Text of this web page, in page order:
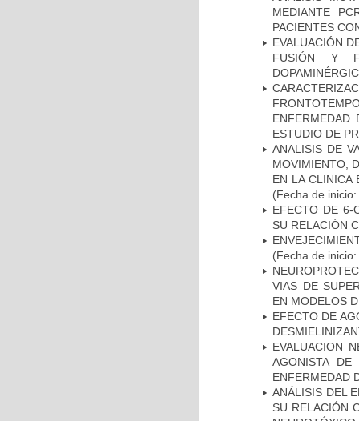
MEDIANTE
PACIENTES
EVALUACIÓN
FUSIÓN Y
ENFERMEDAD
ESTUDIO DE
ANALISIS DE
MOVIMIENTO,
EN LA CLINICA
(Fecha de
EFECTO DE 6-
SU RELACIÓN
(Fecha de
VIAS DE
EN MODELOS
EFECTO DE
EVALUACION
AGONISTA
ENFERMEDAD
ANÁLISIS DEL
SU RELACIÓN